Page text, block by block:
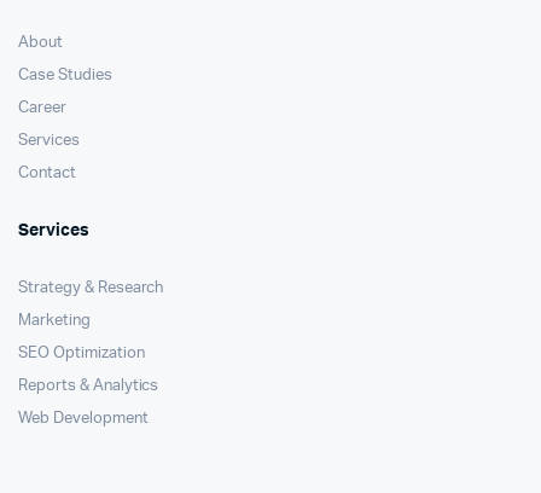
About
Case Studies
Career
Services
Contact
Services
Strategy & Research
Marketing
SEO Optimization
Reports & Analytics
Web Development